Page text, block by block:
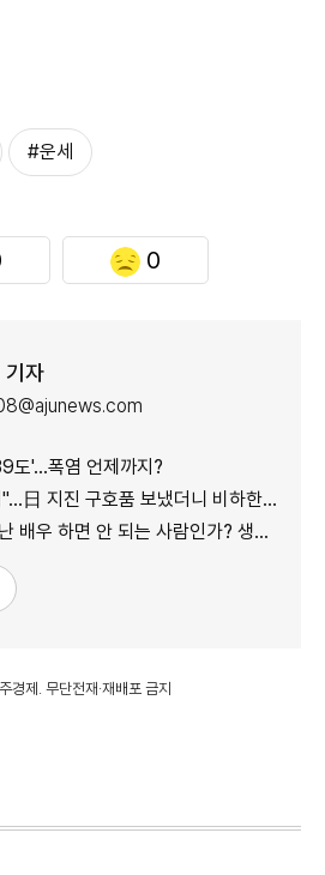
#운세
0
기자
도'…폭염 언제까지?
지진 구호품 보냈더니 비하한 누리꾼
우 하면 안 되는 사람인가? 생각 했다"
제. 무단전재·재배포 금지